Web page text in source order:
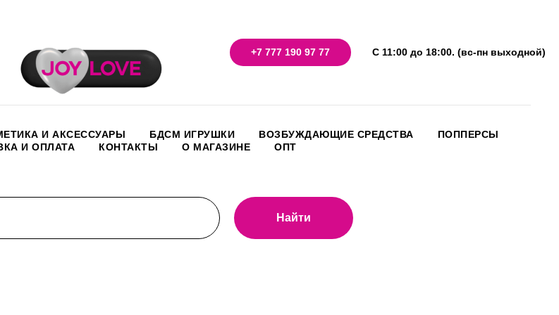
+7 777 190 97 77 С 11:00 до 18:00. (вс-пн выходной)
И АКСЕССУАРЫ БДСМ ИГРУШКИ ВОЗБУЖДАЮЩИЕ СРЕДСТВА
ПОППЕРСЫ
И ОПЛАТА КОНТАКТЫ О МАГАЗИНЕ ОПТ
Найти